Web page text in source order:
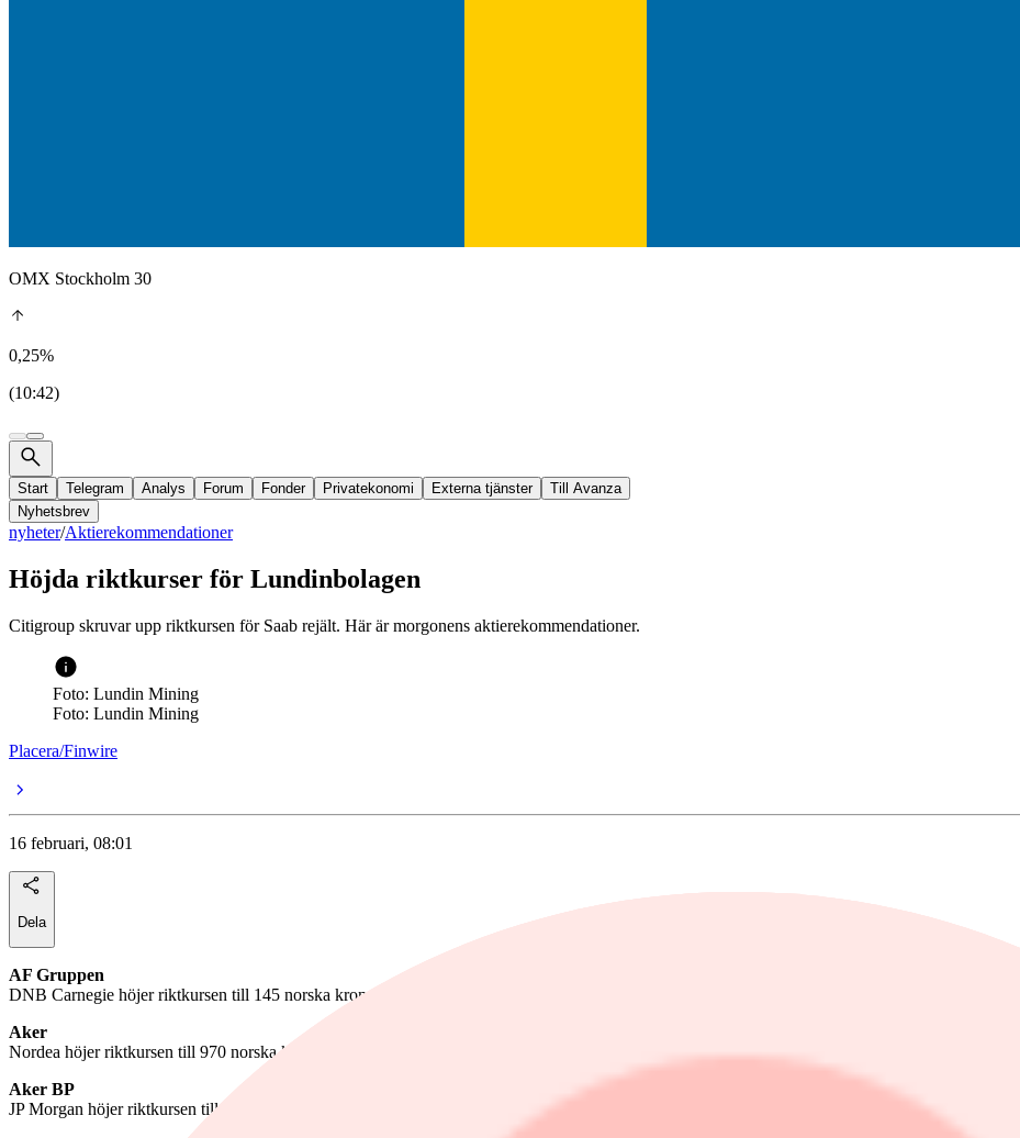
OMX Stockholm 30
0,25%
(10:42)
Start Telegram Analys Forum Fonder Privatekonomi Externa tjänster
Till Avanza
Nyhetsbrev
nyheter/Aktierekommendationer
Höjda riktkurser för Lundinbolagen
Citigroup skruvar upp riktkursen för Saab rejält. Här är morgonens aktierekommendationer.
Foto: Lundin Mining
Foto: Lundin Mining
Placera/Finwire
16 februari, 08:01
Dela
AF Gruppen
DNB Carnegie höjer riktkursen till 145 norska kronor (135), upprepar sälj
Aker
Nordea höjer riktkursen till 970 norska kronor (870), upprepar köp
Aker BP
JP Morgan höjer riktkursen till 228 norska kronor (225), upprepar undervikt